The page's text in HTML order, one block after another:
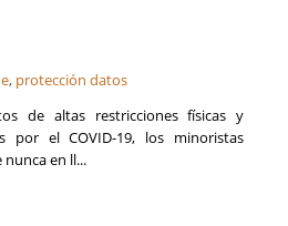
, protección datos
de altas restricciones físicas y
por el COVID-19, los minoristas
en ll...